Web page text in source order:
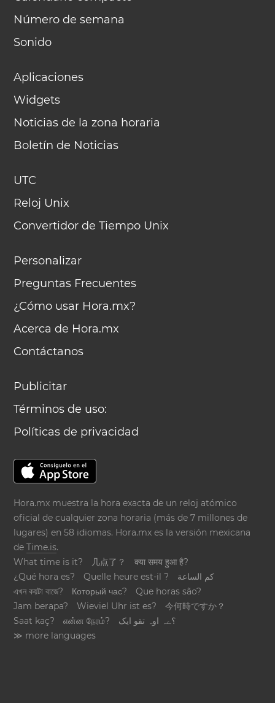
Número de semana
Sonido
Aplicaciones
Widgets
Noticias de la zona horaria
Boletín de Noticias
UTC
Reloj Unix
Convertidor de Tiempo Unix
Personalizar
Preguntas Frecuentes
¿Cómo usar Hora.mx?
Acerca de Hora.mx
Contáctanos
Publicitar
Términos de uso:
Políticas de privacidad
Hora.mx muestra la hora exacta de un reloj atómico
oficial de cualquier zona horaria (más de 7 millones de
lugares) en 58 idiomas. Hora.mx es la versión mexicana
deTime.is.
What time is it?
几点了？
क्या समय हुआ है?
¿Qué hora es?
Quelle heure est-il ?
كم الساعة
এখন কয়টা বাজে?
Который час?
Que horas são?
Jam berapa?
Wieviel Uhr ist es?
今何時ですか？
Saat kaç?
என்ன நேரம்?
؟ےہ اوہ تقو ایک
≫ more languages